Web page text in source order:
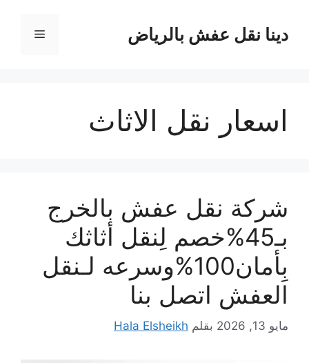
المحتوىدينا نقل عفش بالرياض القائمة
اسعار نقل الاثاث
شركة نقل عفش بالخرج
بـ45%خصم لِنقل أثاثك
بِأمان100%وسرعه لـنقل
العفش اتصل بنا
مايو 13, 2026 بقلم Hala Elsheikh